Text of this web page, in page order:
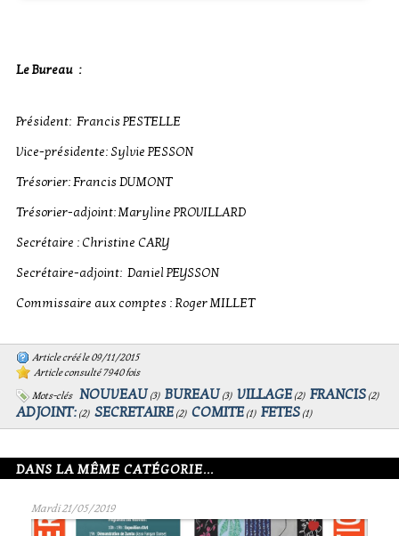
Le Bureau :
Président: Francis PESTELLE
Vice-présidente: Sylvie PESSON
Trésorier: Francis DUMONT
Trésorier-adjoint: Maryline PROVILLARD
Secrétaire : Christine CARY
Secrétaire-adjoint: Daniel PEYSSON
Commissaire aux comptes : Roger MILLET
Article créé le 09/11/2015
Article consulté 7940 fois
Mots-clés
NOUVEAU (3) BUREAU (3) VILLAGE (2) FRANCIS (2)
ADJOINT: (2) SECRETAIRE (2) COMITE (1) FETES (1)
DANS LA MÊME CATÉGORIE...
Mardi 21/05/2019